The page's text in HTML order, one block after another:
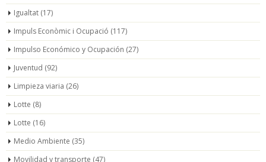
Igualtat (17)
Impuls Econòmic i Ocupació (117)
Impulso Económico y Ocupación (27)
Juventud (92)
Limpieza viaria (26)
Lotte (8)
Lotte (16)
Medio Ambiente (35)
Movilidad y transporte (47)